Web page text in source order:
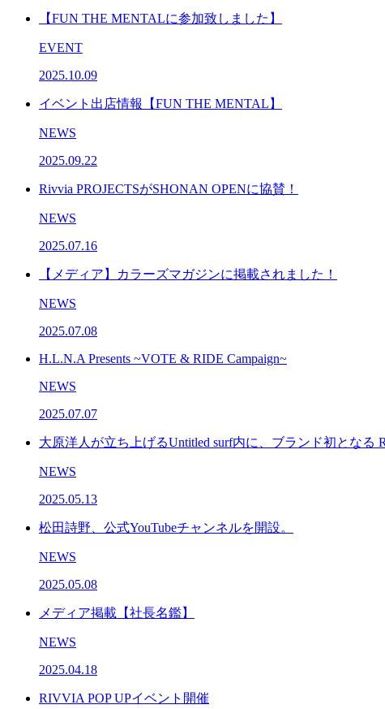
【FUN THE MENTALに参加致しました】
EVENT
2025.10.09
イベント出店情報【FUN THE MENTAL】
NEWS
2025.09.22
Rivvia PROJECTSがSHONAN OPENに協賛！
NEWS
2025.07.16
【メディア】カラーズマガジンに掲載されました！
NEWS
2025.07.08
H.L.N.A Presents ~VOTE & RIDE Campaign~
NEWS
2025.07.07
大原洋人が立ち上げるUntitled surf内に、ブランド初となる
NEWS
2025.05.13
松田詩野、公式YouTubeチャンネルを開設。
NEWS
2025.05.08
メディア掲載【社長名鑑】
NEWS
2025.04.18
RIVVIA POP UPイベント開催